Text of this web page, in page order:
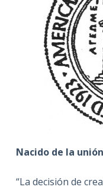
Nacido de la
“La decisión de